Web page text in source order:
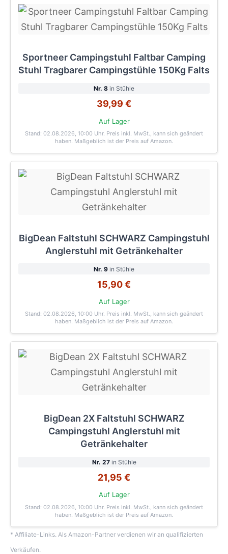
Sportneer Campingstuhl Faltbar Camping
Stuhl Tragbarer Campingstühle 150Kg Falts
Nr. 8 in Stühle
39,99 €
Auf Lager
Stand: 02.08.2026, 10:00 Uhr. Preis inkl. MwSt., kann sich geändert
haben. Maßgeblich ist der Preis auf Amazon.
BigDean Faltstuhl SCHWARZ Campingstuhl
Anglerstuhl mit Getränkehalter
Nr. 9 in Stühle
15,90 €
Auf Lager
Stand: 02.08.2026, 10:00 Uhr. Preis inkl. MwSt., kann sich geändert
haben. Maßgeblich ist der Preis auf Amazon.
BigDean 2X Faltstuhl SCHWARZ
Campingstuhl Anglerstuhl mit
Getränkehalter
Nr. 27in Stühle
21,95 €
Auf Lager
Stand: 02.08.2026, 10:00 Uhr. Preis inkl. MwSt., kann sich geändert
haben. Maßgeblich ist der Preis auf Amazon.
* Affiliate-Links. Als Amazon-Partner verdienen wir an qualifizierten
Verkäufen.